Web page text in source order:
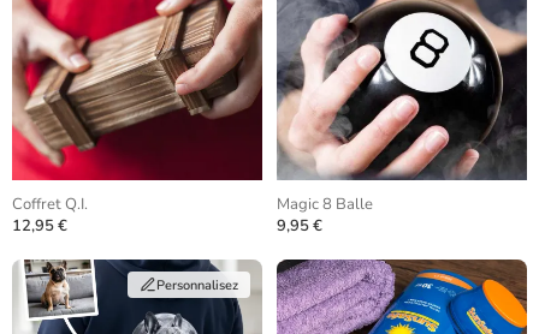
Coffret Q.I.
12,95 €
Magic 8 Balle
9,95 €
Personnalisez